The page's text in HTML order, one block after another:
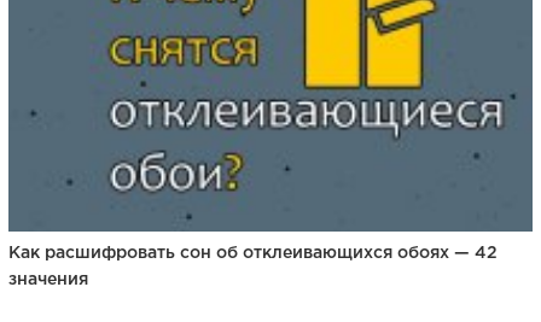
Как расшифровать сон об отклеивающихся обоях — 42
значения